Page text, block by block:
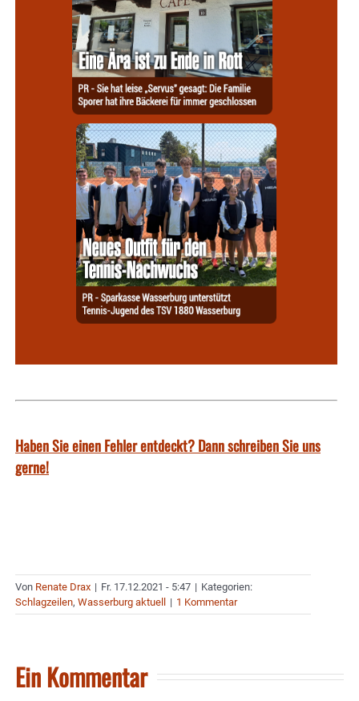
Haben Sie einen Fehler entdeckt? Dann schreiben Sie uns
gerne!
Von Renate Drax | Fr. 17.12.2021 - 5:47 | Kategorien:
Schlagzeilen, Wasserburg aktuell | 1 Kommentar
Ein Kommentar